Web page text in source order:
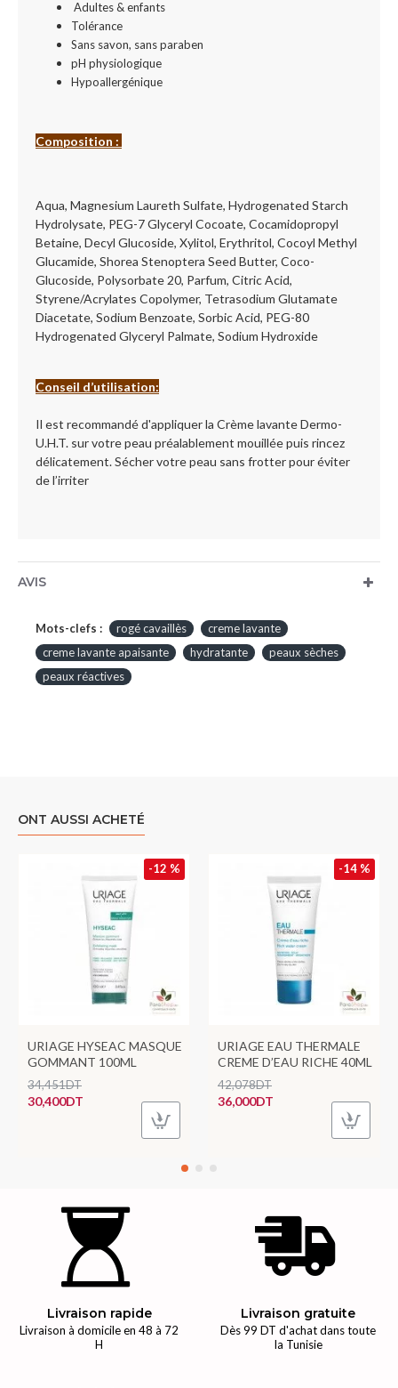
Adultes & enfants
Tolérance
Sans savon, sans paraben
pH physiologique
Hypoallergénique
Composition :
Aqua, Magnesium Laureth Sulfate, Hydrogenated Starch
Hydrolysate, PEG-7 Glyceryl Cocoate, Cocamidopropyl
Betaine, Decyl Glucoside, Xylitol, Erythritol, Cocoyl Methyl
Glucamide, Shorea Stenoptera Seed Butter, Coco-
Glucoside, Polysorbate 20, Parfum, Citric Acid,
Styrene/Acrylates Copolymer, Tetrasodium Glutamate
Diacetate, Sodium Benzoate, Sorbic Acid, PEG-80
Hydrogenated Glyceryl Palmate, Sodium Hydroxide
Conseil d’utilisation:
Il est recommandé d'appliquer la Crème lavante Dermo-
U.H.T. sur votre peau préalablement mouillée puis rincez
délicatement. Sécher votre peau sans frotter pour éviter
de l’irriter
AVIS
Mots-clefs : rogé cavaillès
creme lavante
creme lavante apaisante
hydratante
peaux sèches
peaux réactives
ONT AUSSI ACHETÉ
-12 %
URIAGE HYSEAC MASQUE
GOMMANT 100ML
30,400DT
34,451DT
-14 %
URIAGE EAU THERMALE
CREME D’EAU RICHE 40ML
36,000DT
42,078DT
Livraison rapide
Livraison à domicile en 48 à 72
H
Livraison gratuite
Dès 99 DT d'achat dans toute
la Tunisie